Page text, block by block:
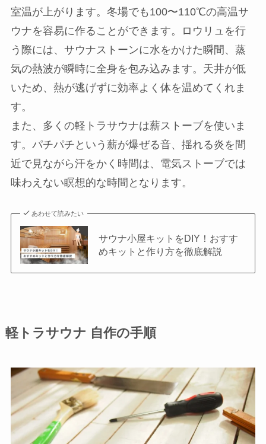
室温が上がります。冬場でも100〜110℃の高温サ
ウナを容易に作ることができます。ロウリュを行
う際には、サウナストーンに水をかけた瞬間、蒸
気の熱波が瞬時に全身を包み込みます。天井が低
いため、熱が逃げずに効率よく体を温めてくれま
す。
また、多くの軽トラサウナは薪ストーブを使いま
す。パチパチという薪が爆ぜる音、揺れる炎を間
近で見ながら汗をかく時間は、電気ストーブでは
味わえない瞑想的な時間となります。
あわせて読みたい
サウナ小屋キットをDIY！おすす
めキットと作り方を徹底解説
軽トラサウナ 自作の手順